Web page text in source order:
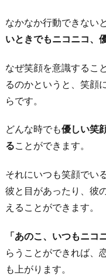
ほ
め
5.
い
つ
も
近
を
キ
ー
す
る
お
なかなか行動できない
いときでもニコニコ、
なぜ笑顔を意識するこ
るのかというと、笑顔
らです。
どんな時でも優しい笑
ることができます。
それにいつも笑顔でい
彼と目があったり、彼
えることができます。
「あのこ、いつもニコ
らうことができれば、
も上がります。